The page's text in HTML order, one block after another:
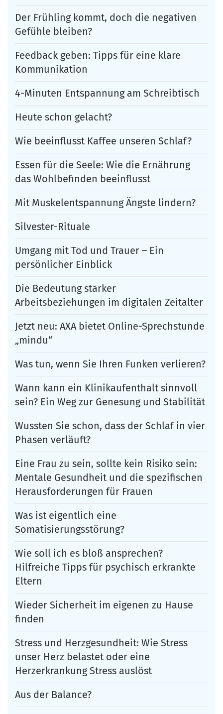
Der Frühling kommt, doch die negativen
Gefühle bleiben?
Feedback geben: Tipps für eine klare
Kommunikation
4-Minuten Entspannung am Schreibtisch
Heute schon gelacht?
Wie beeinflusst Kaffee unseren Schlaf?
Essen für die Seele: Wie die Ernährung
das Wohlbefinden beeinflusst
Mit Muskelentspannung Ängste lindern?
Silvester-Rituale
Umgang mit Tod und Trauer – Ein
persönlicher Einblick
Die Bedeutung starker
Arbeitsbeziehungen im digitalen Zeitalter
Jetzt neu: AXA bietet Online-Sprechstunde
„mindu“
Was tun, wenn Sie Ihren Funken verlieren?
Wann kann ein Klinikaufenthalt sinnvoll
sein? Ein Weg zur Genesung und Stabilität
Wussten Sie schon, dass der Schlaf in vier
Phasen verläuft?
Eine Frau zu sein, sollte kein Risiko sein:
Mentale Gesundheit und die spezifischen
Herausforderungen für Frauen
Was ist eigentlich eine
Somatisierungsstörung?
Wie soll ich es bloß ansprechen?
Hilfreiche Tipps für psychisch erkrankte
Eltern
Wieder Sicherheit im eigenen zu Hause
finden
Stress und Herzgesundheit: Wie Stress
unser Herz belastet oder eine
Herzerkrankung Stress auslöst
Aus der Balance?